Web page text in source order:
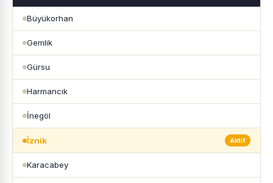
Büyükorhan
Gemlik
Gürsu
Harmancık
İnegöl
İznik Aktif
Karacabey